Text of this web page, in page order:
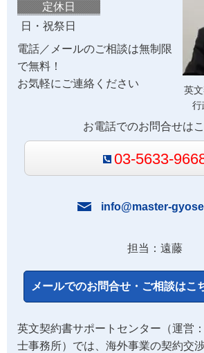
英
行
定休日
日・祝祭日
電話／メールのご相談は無制限
で無料！
お気軽にご連絡ください
お電話でのお問合せは
03-5633-
info@master-
担当：遠藤
メールでのお問合せ・ご相談はこ
英文契約書サポートセンター（運営
士事務所）では、海外事業の契約交